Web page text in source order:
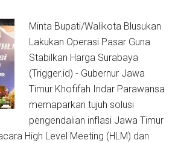
Minta Bupati/Walikota Blusukan
Lakukan Operasi Pasar Guna
Stabilkan Harga Surabaya
(Trigger.id) - Gubernur Jawa
Timur Khofifah Indar Parawansa
memaparkan tujuh solusi
pengendalian inflasi Jawa Timur
High Level Meeting (HLM) dan